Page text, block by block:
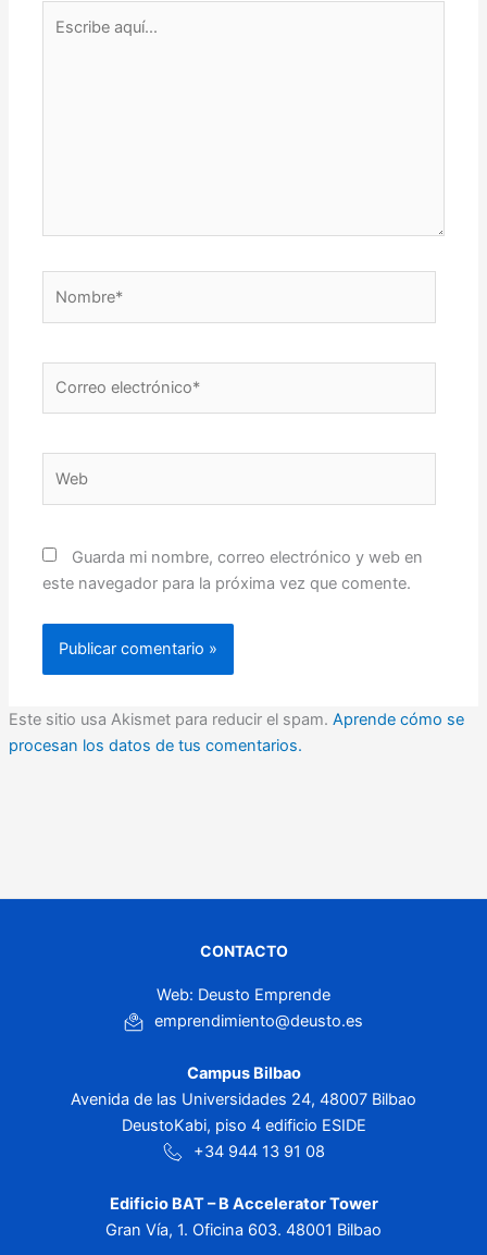
Guarda mi nombre, correo electrónico y web en
este navegador para la próxima vez que comente.
Este sitio usa Akismet para reducir el spam. Aprende cómo se
procesan los datos de tus comentarios.
CONTACTO
Web: Deusto Emprende
emprendimiento@deusto.es
Campus Bilbao
Avenida de las Universidades 24, 48007 Bilbao
DeustoKabi, piso 4 edificio ESIDE
+34 944 13 91 08
Edificio BAT – B Accelerator Tower
Gran Vía, 1. Oficina 603. 48001 Bilbao